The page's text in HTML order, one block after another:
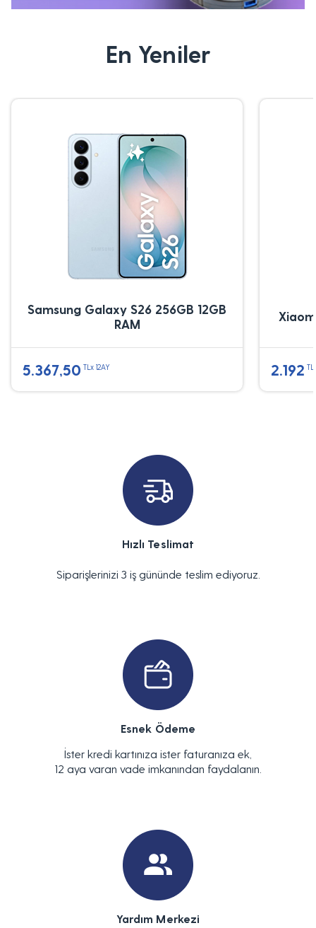
En Yeniler
Samsung Galaxy S26 256GB 12GB
RAM
5.367,50 TLx 12AY 2.192
Hızlı Teslimat
Siparişlerinizi 3 iş gününde teslim ediyoruz.
Esnek Ödeme
İster kredi kartınıza ister faturanıza ek,
12 aya varan vade imkanından faydalanın.
Yardım Merkezi